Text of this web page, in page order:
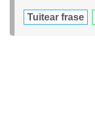
Tuitear frase